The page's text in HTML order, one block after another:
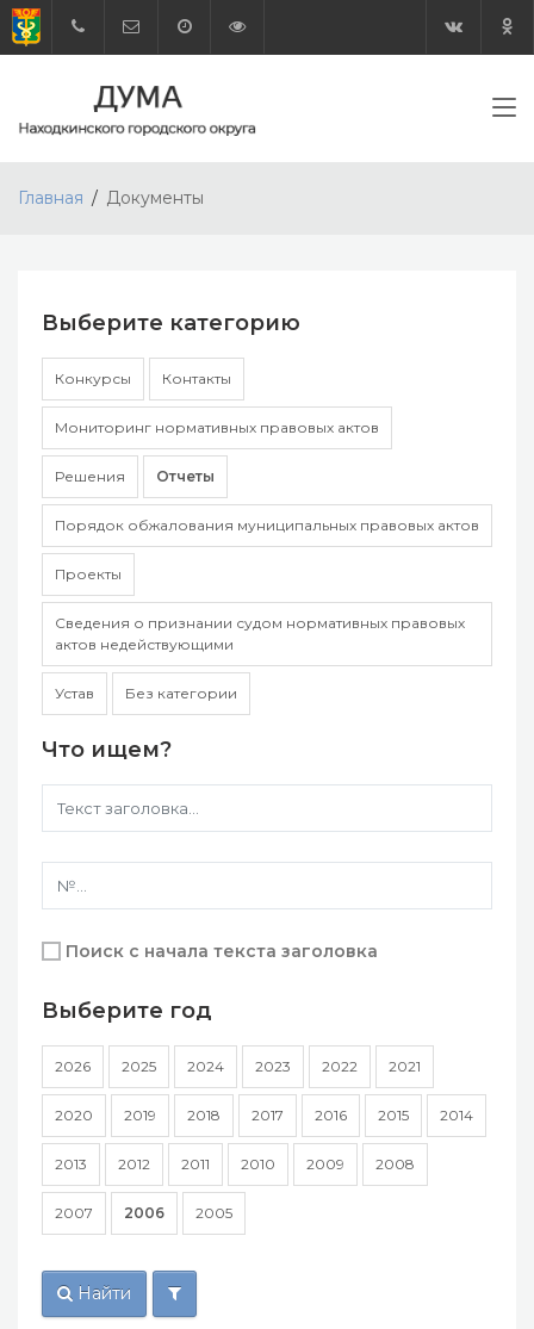
Главная Документы
Выберите категорию
Конкурсы Контакты
Мониторинг нормативных правовых актов
Решения Отчеты
Порядок обжалования муниципальных правовых актов
Проекты
Сведения о признании судом нормативных правовых
актов недействующими
Устав Без категории
Что ищем?
Поиск с начала текста заголовка
Выберите год
2026 2025 2024 2023 2022 2021
2020 2019 2018 2017 2016 2015 2014
2013 2012 2011 2010 2009 2008
2007 2006 2005
Найти